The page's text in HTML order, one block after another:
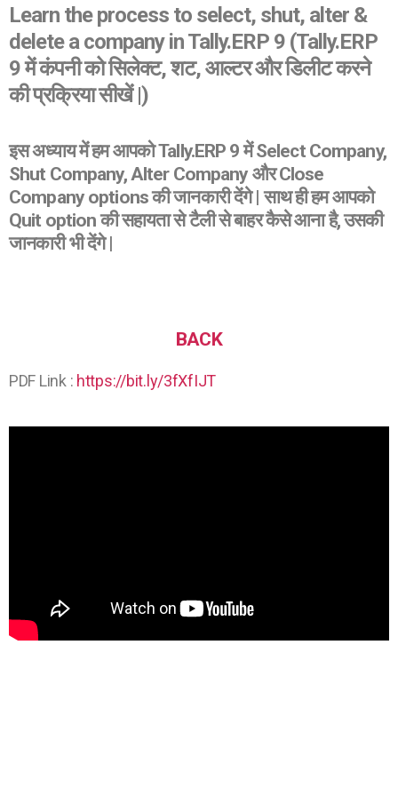
Learn the process to select, shut, alter &
delete a company in Tally.ERP 9 (Tally.ERP
9 में कंपनी को सिलेक्ट, शट, आल्टर और डिलीट करने
की प्रक्रिया सीखें |)
इस अध्याय में हम आपको Tally.ERP 9 में Select Company,
Shut Company, Alter Company और Close
Company options की जानकारी देंगे | साथ ही हम आपको
Quit option की सहायता से टैली से बाहर कैसे आना है, उसकी
जानकारी भी देंगे |
BACK
PDF Link : https://bit.ly/3fXfIJT